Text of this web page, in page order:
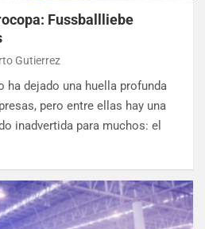
Fussballliebe
Gutierrez
ha dejado una huella profunda
pero entre ellas hay una
inadvertida para muchos: el